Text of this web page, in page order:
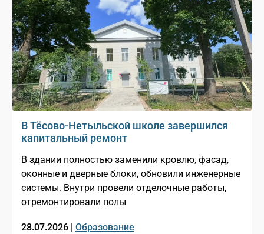
В Тёсово-Нетыльской школе завершился
капитальный ремонт
В здании полностью заменили кровлю, фасад,
оконные и дверные блоки, обновили инженерные
системы. Внутри провели отделочные работы,
отремонтировали полы
28.07.2026 | Образование